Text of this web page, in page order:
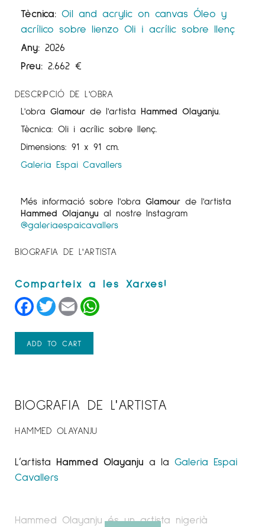
Tècnica: Oil and acrylic on canvas Óleo y
acrílico sobre lienzo Oli i acrílic sobre llenç
Any: 2026
Preu: 2.662 €
DESCRIPCIÓ DE L'OBRA
L'obra Glamour de l'artista Hammed Olayanju.
Tècnica: Oli i acrílic sobre llenç.
Dimensions: 91 x 91 cm.
Galeria Espai Cavallers
Més informació sobre l'obra Glamour de l'artista
Hammed Olajanyu al nostre Instagram
@galeriaespaicavallers
BIOGRAFIA DE L'ARTISTA
Facebook
TwitterEmail
ADD TO CART
BIOGRAFIA DE L'ARTISTA
HAMMED OLAYANJU
L’artista Hammed Olayanju a la Galeria Espai
Cavallers
Hammed Olayanju és un artista nigerià